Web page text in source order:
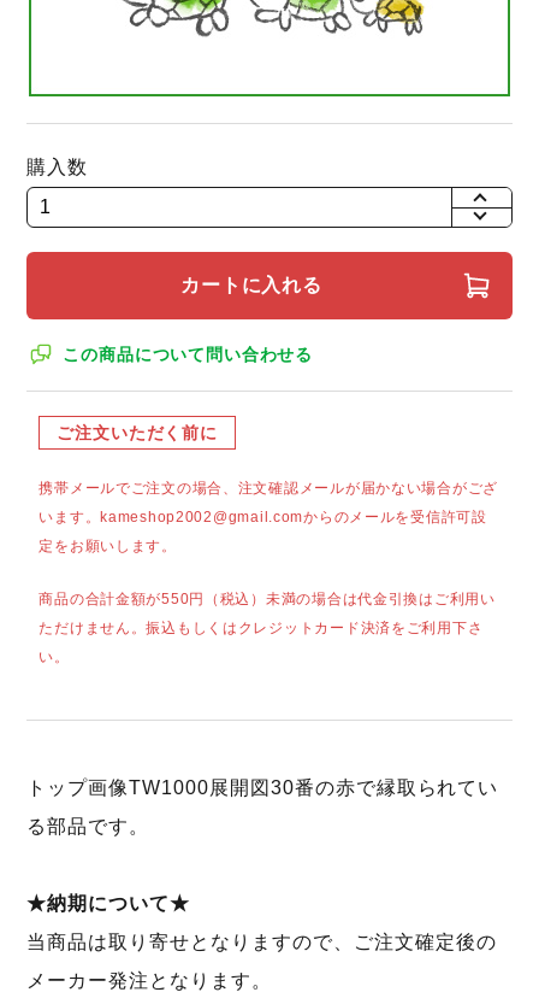
購入数
+
カートに入れる
この商品について問い合わせる
ご注文いただく前に
携帯メールでご注文の場合、注文確認メールが届かない場合がござ
います。kameshop2002@gmail.comからのメールを受信許可設
定をお願いします。
商品の合計金額が550円（税込）未満の場合は代金引換はご利用い
ただけません。振込もしくはクレジットカード決済をご利用下さ
い。
トップ画像TW1000展開図30番の赤で縁取られてい
る部品です。
★納期について★
当商品は取り寄せとなりますので、ご注文確定後の
メーカー発注となります。